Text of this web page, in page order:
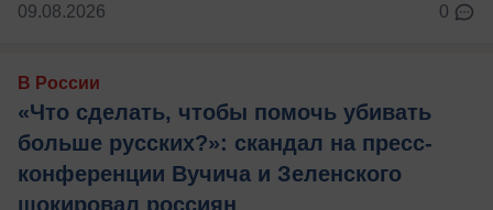
09.08.2026 0
В России
«Что сделать, чтобы помочь убивать
больше русских?»: скандал на пресс-
конференции Вучича и Зеленского
шокировал россиян